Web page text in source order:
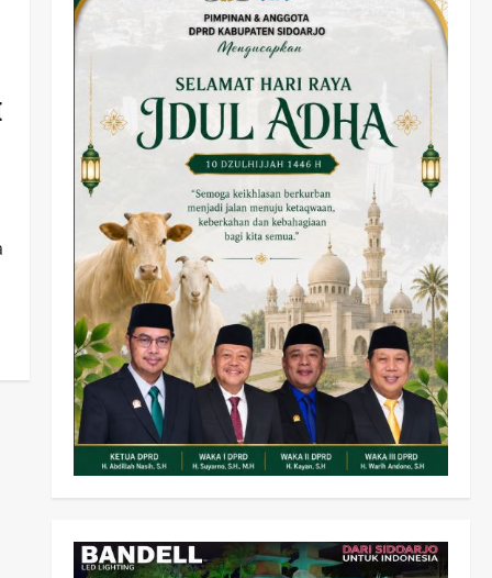
Olahraga
Adu Taktik di Atas Rumput
Sintetis: PWI dan Sapma
PP Sidoarjo Memanaskan
Mesin Menuju Piala Soccer
wartanusa 5 Agustus 2026
3
Ekonomi Hiburan
Pemerintahan
Bazar Rakyat Jalan Jambu,
Borong Kuliner UMKM